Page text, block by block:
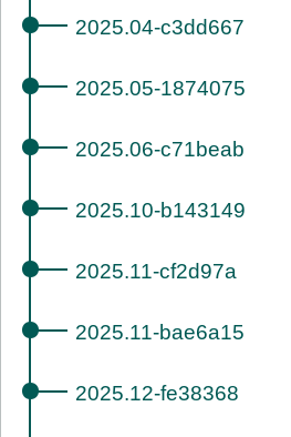
2025.04-c3dd667
2025.05-1874075
2025.06-c71beab
2025.10-b143149
2025.11-cf2d97a
2025.11-bae6a15
2025.12-fe38368